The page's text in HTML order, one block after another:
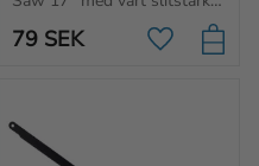
79 SEK Lägg till i